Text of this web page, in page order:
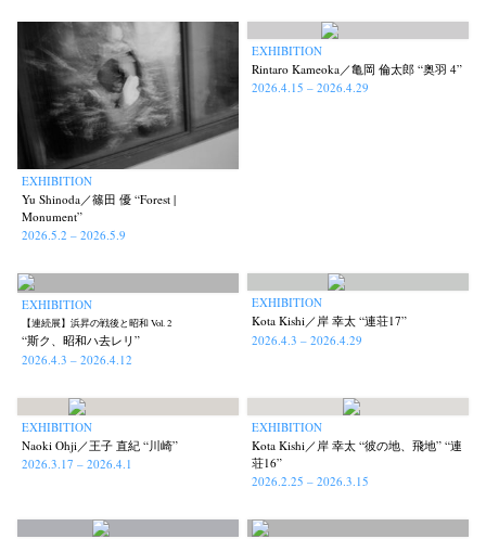
EXHIBITION
Yu Shinoda／篠田 優 “Forest |
Monument”
2026.5.2 – 2026.5.9
EXHIBITION
Rintaro Kameoka／亀岡 倫太郎 “奥羽 4”
2026.4.15 – 2026.4.29
EXHIBITION
【連続展】浜昇の戦後と昭和 Vol. 2
“斯ク、昭和ハ去レリ”
2026.4.3 – 2026.4.12
EXHIBITION
Kota Kishi／岸 幸太 “連荘17”
2026.4.3 – 2026.4.29
EXHIBITION
Naoki Ohji／王子 直紀 “川崎”
2026.3.17 – 2026.4.1
EXHIBITION
Kota Kishi／岸 幸太 “彼の地、飛地” “連
荘16”
2026.2.25 – 2026.3.15